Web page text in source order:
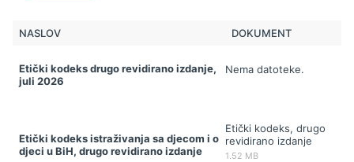
NASLOV DOKUMENT
Etički kodeks drugo revidirano izdanje,
juli 2026
Nema datoteke.
Etički kodeks istraživanja sa djecom i o
djeci u BiH, drugo revidirano izdanje
Etički kodeks, drugo
revidirano izdanje
1.52 MB